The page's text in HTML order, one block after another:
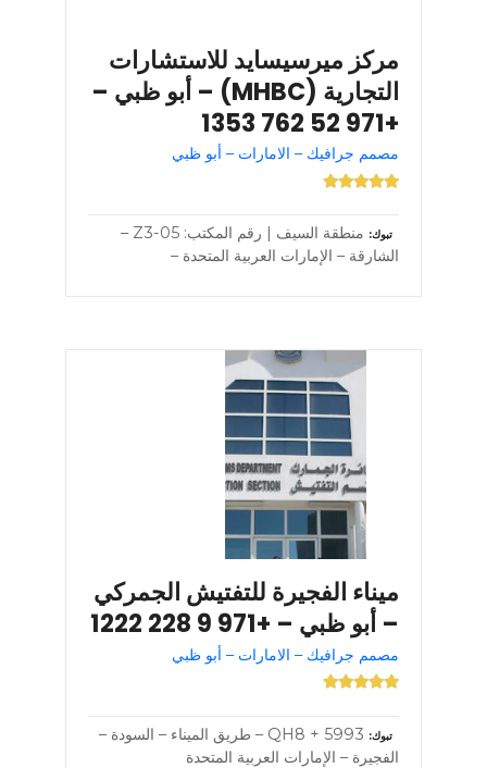
مركز ميرسيسايد للاستشارات
التجارية (MHBC) – أبو ظبي –
+971 52 762 1353
مصمم جرافيك – الامارات – أبو ظبي
تبوك
منطقة السيف | رقم المكتب: Z3-05 –
الشارقة – الإمارات العربية المتحدة –
ميناء الفجيرة للتفتيش الجمركي
– أبو ظبي – +971 9 228 1222
مصمم جرافيك – الامارات – أبو ظبي
تبوك
5993 + QH8 – طريق الميناء – السودة –
الفجيرة – الإمارات العربية المتحدة